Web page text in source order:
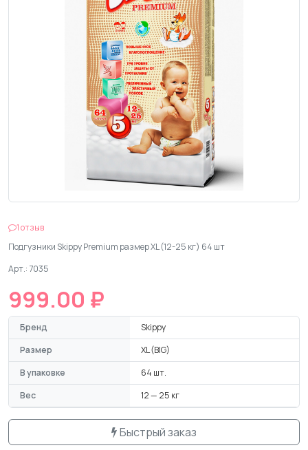
1 отзыв
Подгузники Skippy Premium размер XL (12-25 кг) 64 шт
Арт.: 7035
999.00 ₽
Бренд
Skippy
Размер
XL (BIG)
В упаковке
64 шт.
Вес
12 — 25 кг
Быстрый заказ